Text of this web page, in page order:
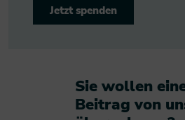
Jetzt spenden
Sie wollen
Beitrag von